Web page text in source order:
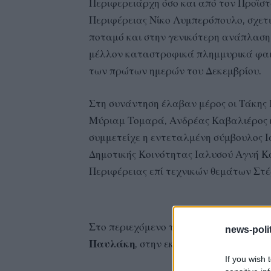
news-
If you wish
Περιφερειάρχη όσο και από τον
Περιφέρειας Νίκο Λυμπερόπουλο,
ποταμό και στην γενικότερη
μέλλον καταστροφικά πλημμυρικά
των πρώτων ημερών του Δεκεμβρίου.
Στη συνάντηση έλαβαν μέρος οι
Μύριαμ Τομαρά, Ανδρέας Καβαλιέρος
συμμετείχε η εντεταλμένη
Δημοτικής Κοινότητας Ιαλυσού Αγνή
Περιφέρειας επί τεχνικών θεμάτων
Στο περιεχόμενο της συνάντησης
Παυλάκη, στην εκπομπή Πρωινό